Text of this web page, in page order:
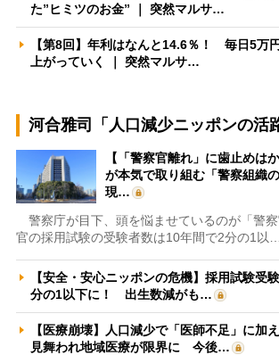
た”ヒミツのお金” ｜ 突然マルサ…
【第8回】年利はなんと14.6％！ 毎日5万
上がっていく ｜ 突然マルサ…
河合雅司「人口減少ニッポンの活
【「警察官離れ」に歯止めは
が本気で取り組む「警察組織
現…
警察庁が目下、頭を悩ませているのが「警
官の採用試験の受験者数は10年間で2分の1以…
【安全・安心ニッポンの危機】採用試験受
分の1以下に！ 出生数減がも…
【医療崩壊】人口減少で「医師不足」に加
見舞われ地域医療が限界に 今後…